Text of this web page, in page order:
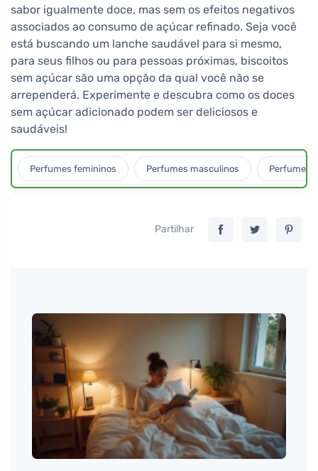
sabor igualmente doce, mas sem os efeitos negativos
associados ao consumo de açúcar refinado. Seja você
está buscando um lanche saudável para si mesmo,
para seus filhos ou para pessoas próximas, biscoitos
sem açúcar são uma opção da qual você não se
arrependerá. Experimente e descubra como os doces
sem açúcar adicionado podem ser deliciosos e
saudáveis!
Perfumes femininos Perfumes masculinos Perfumes
Partilhar